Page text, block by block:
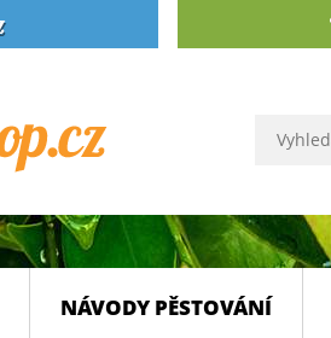
NÁVODY PĚSTOVÁNÍ